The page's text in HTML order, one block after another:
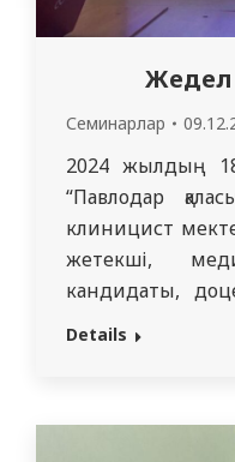
Жедел
Семинарлар
2024 жылдың
“Павлодар
клиницист
жетекші,
кандидаты,
С.М.
өтті. Жедел
Details